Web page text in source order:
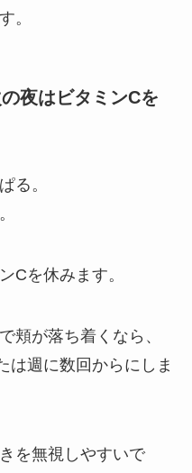
。
夜はビタミンCを
る。
Cを休みます。
頬が落ち着くなら、
は週に数回からにしま
を無視しやすいで